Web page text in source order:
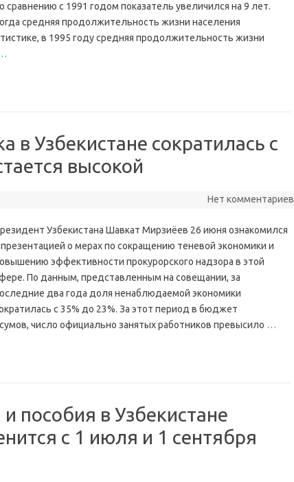
сравнению с 1991 годом показатель увеличился на 9 лет.
средняя продолжительность жизни населения
в 1995 году средняя продолжительность жизни
в Узбекистане сократилась с
высокой
Нет комментариев
Узбекистана Шавкат Мирзиёев 26 июня ознакомился
презентацией о мерах по сокращению теневой экономики и
эффективности прокурорского надзора в этой
По данным, представленным на совещании, за
два года доля ненаблюдаемой экономики
с 35% до 23%. За этот период в бюджет
число официально занятых работников превысило …
пособия в Узбекистане
с 1 июля и 1 сентября